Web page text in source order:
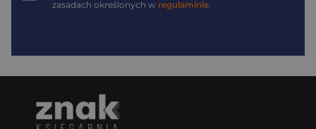
zasadach określonych w regulaminie.